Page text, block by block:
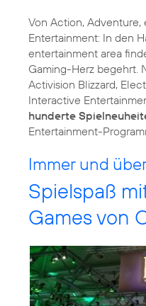
Von Action, Adventure,
Entertainment: In den
entertainment area
Gaming-Herz begehrt.
Activision Blizzard,
Interactive
hunderte
Entertainment-
Immer und
Spielspaß
Games von